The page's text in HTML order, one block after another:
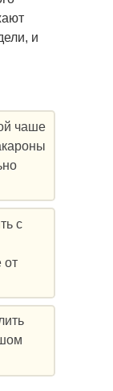
и
чаше
с
от